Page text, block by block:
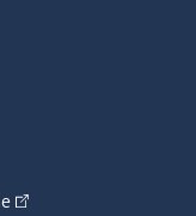
(Cet hyperlien